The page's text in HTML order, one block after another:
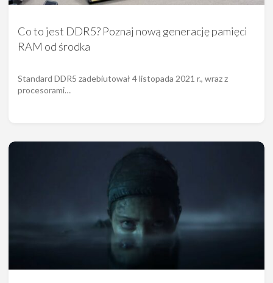
Co to jest DDR5? Poznaj nową generację pamięci
RAM od środka
Standard DDR5 zadebiutował 4 listopada 2021 r., wraz z
procesorami…